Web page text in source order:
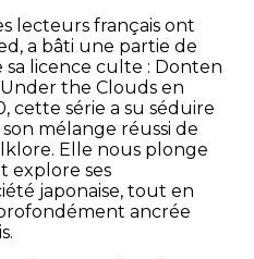
lecteurs français ont
a bâti une partie de
licence culte : Donten
the Clouds en
cette série a su séduire
mélange réussi de
Elle nous plonge
explore ses
japonaise, tout en
ancrée